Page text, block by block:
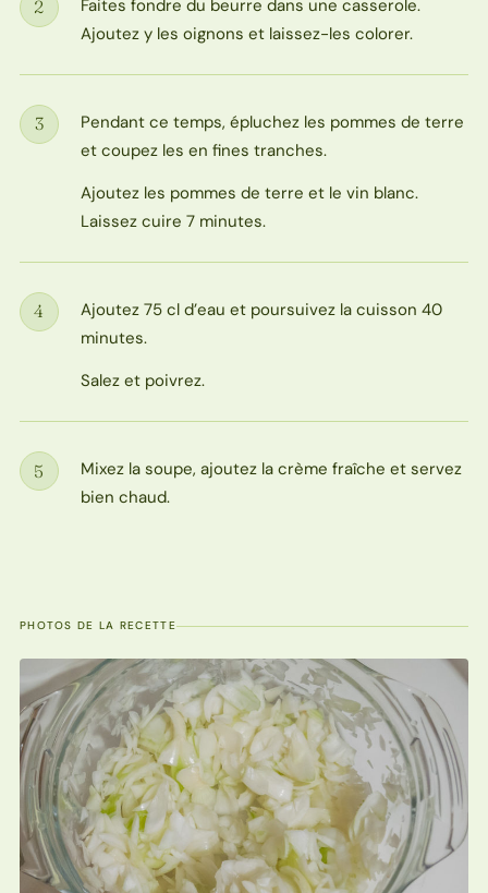
Étape
2
Faites fondre du beurre dans une casserole.
Ajoutez y les oignons et laissez-les colorer.
Étape
3
Pendant ce temps, épluchez les pommes de terre
et coupez les en fines tranches.
Ajoutez les pommes de terre et le vin blanc.
Laissez cuire 7 minutes.
Étape
4
Ajoutez 75 cl d’eau et poursuivez la cuisson 40
minutes.
Salez et poivrez.
Étape
5
Mixez la soupe, ajoutez la crème fraîche et servez
bien chaud.
PHOTOS DE LA RECETTE